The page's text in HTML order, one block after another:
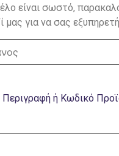
είναι σωστό,
μας για να σας
Περιγραφή ή Κωδικό